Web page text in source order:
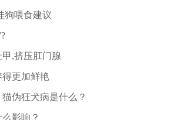
狗喂食建议
,挤压肛门腺
更加鲜艳
伪狂犬病是什么？
影响？